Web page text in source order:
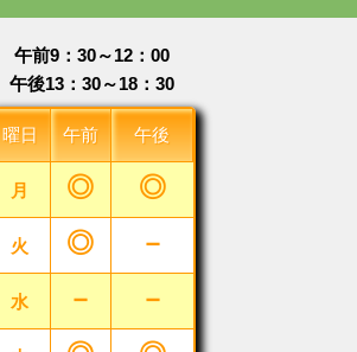
午前9：30～12：00
午後13：30～18：30
曜日 午前 午後
月 ◎ ◎
火 ◎ －
水 － －